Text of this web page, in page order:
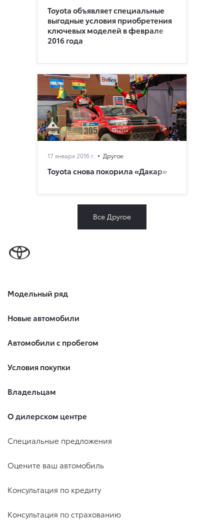
Toyota объявляет специальные
выгодные условия приобретения
ключевых моделей в феврале
2016 года
17 января 2016 г. Другое
Toyota снова покорила «Дакар»
Все Другое
Модельный ряд
Новые автомобили
Автомобили с пробегом
Условия покупки
Владельцам
О дилерском центре
Специальные предложения
Оцените ваш автомобиль
Консультация по кредиту
Консультация по страхованию